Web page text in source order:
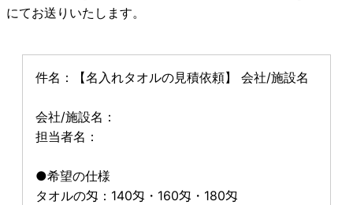
にてお送りいたします。
件名：【名入れタオルの見積依頼】 会社/施設名
会社/施設名：
担当者名：
●希望の仕様
タオルの匁：140匁・160匁・180匁